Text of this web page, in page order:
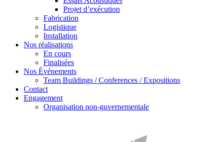
Projet d’exécution
Fabrication
Logistique
Installation
Nos réalisations
En cours
Finalisées
Nos Événements
Team Buildings / Conferences / Expositions
Contact
Engagement
Organisation non-guvernementale